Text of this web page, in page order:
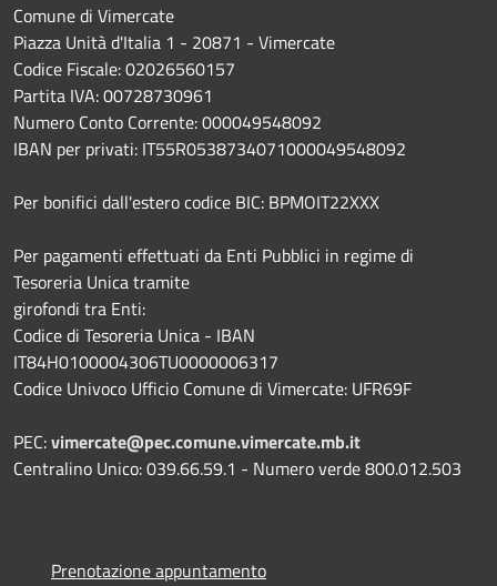
Comune di Vimercate
Piazza Unità d'Italia 1 - 20871 - Vimercate
Codice Fiscale: 02026560157
Partita IVA: 00728730961
Numero Conto Corrente: 000049548092
IBAN per privati: IT55R0538734071000049548092
Per bonifici dall'estero codice BIC: BPMOIT22XXX
Per pagamenti effettuati da Enti Pubblici in regime di
Tesoreria Unica tramite
girofondi tra Enti:
Codice di Tesoreria Unica - IBAN
IT84H0100004306TU0000006317
Codice Univoco Ufficio Comune di Vimercate: UFR69F
PEC:vimercate@pec.comune.vimercate.mb.it
Centralino Unico: 039.66.59.1 - Numero verde 800.012.503
Prenotazione appuntamento